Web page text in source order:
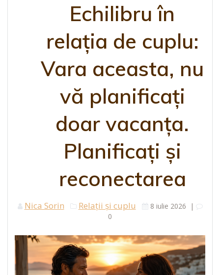
Echilibru în
relația de cuplu:
Vara aceasta, nu
vă planificați
doar vacanța.
Planificați și
reconectarea
Nica Sorin Relații și cuplu 8 iulie 2026 |
0